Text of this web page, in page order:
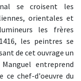
se croisent les
orientales et
les frères
les peintres se
de cet ouvrage un
entreprend
ce chef-d'oeuvre du